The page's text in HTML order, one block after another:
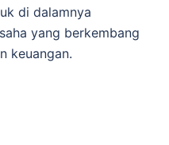
di dalamnya
yang berkembang
keuangan.